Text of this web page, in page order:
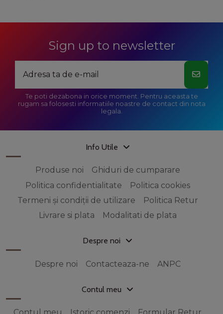
Sign up to newsletter
Te poti dezabona in orice moment. Pentru aceasta te
rugam sa folosesti informatiile noastre de contact din nota
legala.
Info Utile
Produse noi
Ghiduri de cumparare
Politica confidentialitate
Politica cookies
Termeni și condiții de utilizare
Politica Retur
Livrare si plata
Modalitati de plata
Despre noi
Despre noi Contacteaza-ne ANPC
Contul meu